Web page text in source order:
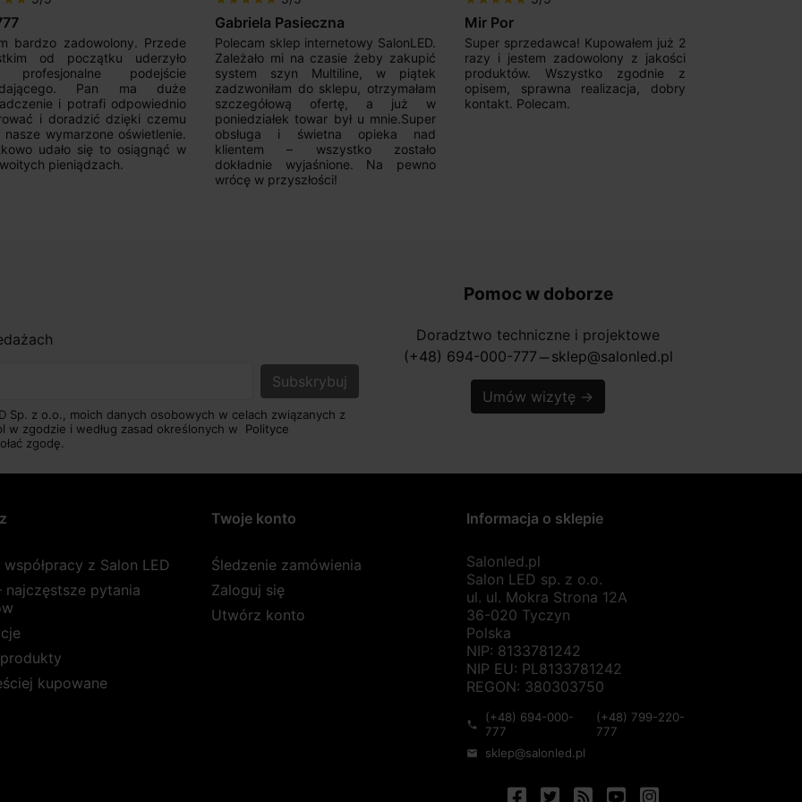
Pasieczna
sklep internetowy SalonLED.
mi na czasie żeby zakupić
szyn Multiline, w piątek
do sklepu, otrzymałam
ofertę, a już w
towar był u mnie.Super
i świetna opieka nad
– wszystko zostało
wyjaśnione. Na pewno
Mir Por
Super sprzedawca! Kupowałem już 2
razy i jestem zadowolony z jakości
produktów. Wszystko zgodnie z
opisem, sprawna realizacja, dobry
kontakt. Polecam.
Patryk123
Szybka realizacja zamówienia,
konkurencyjna cena oraz fachowa
pomoc w zakresie szyn
magnetycznych. Wiele możliwości
wyboru. Z pewnością skorzystam
Sp. z o.o., moich danych osobowych w celach związanych z
zgodzie i według zasad określonych w Polityce
zgodę.
Pomoc w doborze
Doradztwo techniczne i projektowe
(+48) 694-000-777 horizontal_rule sklep@salonled.pl
Umów wizytę →
z Salon LED
najczęstsze pytania
kupowane
Twoje konto
Śledzenie zamówienia
Zaloguj się
Utwórz konto
Informacja o sklepie
Salonled.pl
Salon LED sp. z o.o.
ul. ul. Mokra Strona 12A
36-020 Tyczyn
Polska
NIP: 8133781242
NIP EU: PL8133781242
REGON: 380303750
phone
(+48) 694-000-
777
(+48) 799-220-
777
mail sklep@salonled.pl